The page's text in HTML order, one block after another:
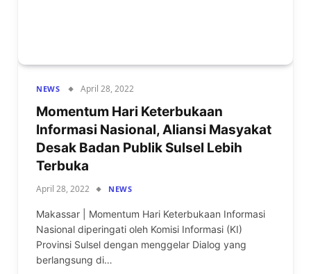
NEWS April 28, 2022
Momentum Hari Keterbukaan
Informasi Nasional, Aliansi Masyakat
Desak Badan Publik Sulsel Lebih
Terbuka
April 28, 2022 NEWS
Makassar | Momentum Hari Keterbukaan Informasi
Nasional diperingati oleh Komisi Informasi (KI)
Provinsi Sulsel dengan menggelar Dialog yang
berlangsung di…